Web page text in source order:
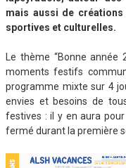
mais aussi de
sportives et culturelles.
Le thème “Bonne
moments festifs
programme mixte sur 4
envies et besoins de
festives : il y en aura pour
fermé durant la première